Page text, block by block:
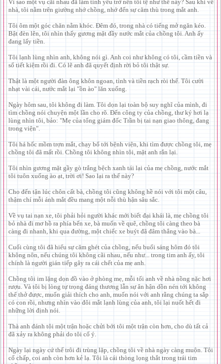
Vì sao một vụ cãi nhau đã làm tình yêu trở nên tồi tệ như thế này? Sau khi về
nhà, tôi nằm trên giường nhớ chồng, nhớ đến sự căm thù trong mắt anh.
Tôi ôm một góc chăn nằm khóc. Đêm đó, trong nhà có tiếng mở ngăn kéo.
Bật đèn lên, tôi nhìn thấy gương mặt đầy nước mắt của chồng tôi. Anh ấy
đang lấy tiền.
Tôi lạnh lùng nhìn anh, không nói gì. Anh coi như không có tôi, cầm tiền và
sổ tiết kiệm rồi đi. Có lẽ anh đã quyết định rời bỏ tôi thật sự.
Thật là một người đàn ông khôn ngoan, tình và tiền rạch ròi thế. Tôi cười
nhạt vài cái, nước mắt lại "ồn ào" lăn xuống.
Ngày hôm sau, tôi không đi làm. Tôi dọn lại toàn bộ suy nghĩ của mình, đi
tìm chồng nói chuyện một lần cho rõ. Đến công ty của chồng, thư ký hơi lạ
lùng nhìn tôi, bảo: "Mẹ của tổng giám đốc Trần bị tai nạn giao thông, đang
trong viện".
Tôi há hốc mồm trợn mắt, chạy bổ tới bệnh viện, khi tìm được chồng tôi, mẹ
chồng tôi đã mất rồi. Chồng tôi không nhìn tôi, mặt anh rắn lại.
Tôi nhìn gương mặt gầy gò trắng bệch xanh tái lại của mẹ chồng, nước mắt
tôi tuôn xuống ào ạt, trời ơi! Sao lại ra thế này?
Cho đến tận lúc chôn cất bà, chồng tôi cũng không hề nói với tôi một câu,
thậm chí mỗi ánh mắt đều mang một nỗi thù hận sâu sắc.
Về vụ tai nạn xe, tôi phải hỏi người khác mới biết đại khái là, mẹ chồng tôi
bỏ nhà đi mơ hồ ra phía bến xe, bà muốn về quê, chồng tôi càng theo bà
càng đi nhanh, khi qua đường, một chiếc xe buýt đã đâm thẳng vào bà...
Cuối cùng tôi đã hiểu sự căm ghét của chồng, nếu buổi sáng hôm đó tôi
không nôn, nếu chúng tôi không cãi nhau, nếu như... trong tim anh ấy, tôi
chính là người gián tiếp gây ra cái chết của mẹ anh.
Chồng tôi im lặng dọn đồ vào ở phòng mẹ, mỗi tối anh về nhà nồng nặc hơi
rượu. Và tôi bị lòng tự trọng đáng thương lẫn sự ân hận dồn nén tới không
thể thở được, muốn giải thích cho anh, muốn nói với anh rằng chúng ta sắp
có con rồi, nhưng nhìn vào đôi mắt lạnh lùng của anh, tôi lại nuốt hết đi
những lời định nói.
Thà anh đánh tôi một trận hoặc chửi bới tôi một trận còn hơn, cho dù tất cả
đã xảy ra không phải do tôi cố ý.
Ngày lại ngày cứ thế trôi đi trùng lặp, chồng tôi về nhà ngày càng muộn. Tôi
cố chấp, coi anh còn hơn kẻ lạ. Tôi là cái thòng lọng thắt trong trái tim